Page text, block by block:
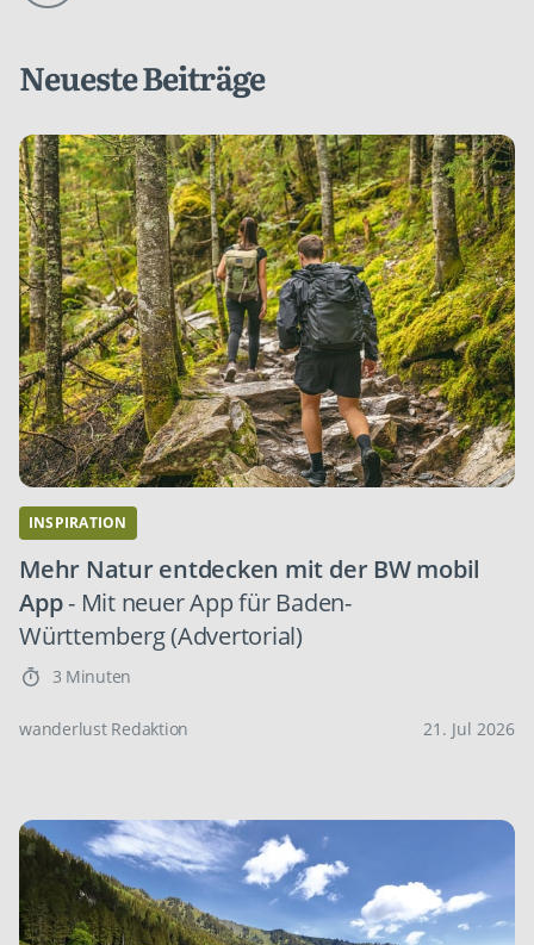
Neueste Beiträge
INSPIRATION
Mehr Natur entdecken mit der BW mobil
App- Mit neuer App für Baden-
Württemberg (Advertorial)
3 Minuten
wanderlust Redaktion 21. Jul 2026